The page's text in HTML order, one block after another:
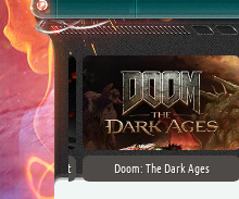
Ages
Assassin's Creed Black Flag